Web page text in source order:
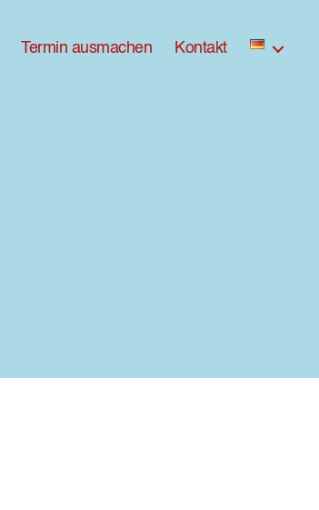
Termin ausmachen Kontakt